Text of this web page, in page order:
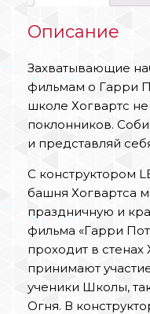
Описание
Захватывающие
фильмам о Гарри
школе Хогвартс
поклонников.
и представляй
C конструктором
башня Хогвартса
праздничную и
фильма «Гарри
проходит в стенах
принимают
ученики Школы,
Огня. В